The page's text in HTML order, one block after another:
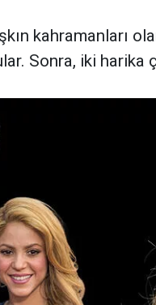
kahramanları
Sonra, iki harika